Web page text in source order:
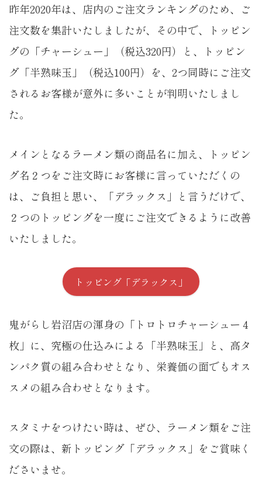
昨年2020年は、店内のご注文ランキングのため、ご
注文数を集計いたしましたが、その中で、トッピン
グの「チャーシュー」（税込320円）と、トッピン
グ「半熟味玉」（税込100円）を、2つ同時にご注文
されるお客様が意外に多いことが判明いたしまし
た。
メインとなるラーメン類の商品名に加え、トッピン
グ名２つをご注文時にお客様に言っていただくの
は、ご負担と思い、「デラックス」と言うだけで、
２つのトッピングを一度にご注文できるように改善
いたしました。
トッピング「デラックス」
鬼がらし岩沼店の渾身の「トロトロチャーシュー４
枚」に、究極の仕込みによる「半熟味玉」と、高タ
ンパク質の組み合わせとなり、栄養価の面でもオス
スメの組み合わせとなります。
スタミナをつけたい時は、ぜひ、ラーメン類をご注
文の際は、新トッピング「デラックス」をご賞味く
ださいませ。